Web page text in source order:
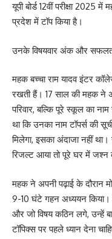
यूपी बोर्ड 12वीं परीक्षा
प्रदेश में टॉप किया है।
उनके विषयवार अंक और सफलता
महक बच्चा राम यादव इंटर
रखती हैं। 17 साल की महक
परिवार, बल्कि पूरे स्कूल का
था कि उनका नाम टॉपर्स की
मिलेगा, इसका अंदाजा नहीं
रिजल्ट आया तो पूरे घर में जश्न
महक ने अपनी पढ़ाई के दौरान
9-10 घंटे गहन अध्ययन किया।
और जो विषय कठिन लगे, उन्हें
टॉपिक्स पर पहले ध्यान देना